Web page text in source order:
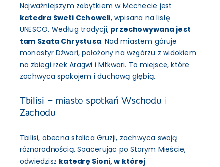
Najważniejszym zabytkiem w Mcchecie jest
katedra Sweti Cchoweli, wpisana na listę
UNESCO. Według tradycji, przechowywana jest
tam Szata Chrystusa. Nad miastem góruje
monastyr Dżwari, położony na wzgórzu z widokiem
na zbiegi rzek Aragwi i Mtkwari. To miejsce, które
zachwyca spokojem i duchową głębią.
Tbilisi – miasto spotkań Wschodu i
Zachodu
Tbilisi, obecna stolica Gruzji, zachwyca swoją
różnorodnością. Spacerując po Starym Mieście,
odwiedzisz katedrę Sioni, w której